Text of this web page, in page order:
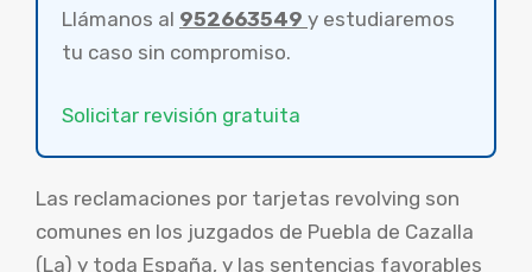
Llámanos al 952663549 y estudiaremos
tu caso sin compromiso.
Solicitar revisión gratuita
Las reclamaciones por tarjetas revolving son
comunes en los juzgados de Puebla de Cazalla
(La) y toda España, y las sentencias favorables